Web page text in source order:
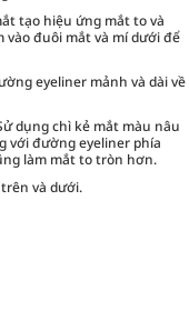
tạo hiệu ứng mắt to và
đuôi mắt và mí dưới để
eyeliner mảnh và dài về
dụng chì kẻ mắt màu nâu
với đường eyeliner phía
làm mắt to tròn hơn.
và dưới.